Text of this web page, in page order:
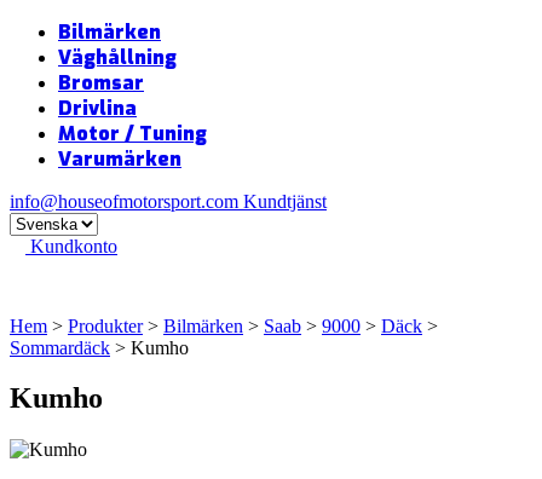
Bilmärken
Väghållning
Bromsar
Drivlina
Motor / Tuning
Varumärken
info@houseofmotorsport.com Kundtjänst
Kundkonto
Hem > Produkter> Bilmärken > Saab > 9000 > Däck >
Sommardäck > Kumho
Kumho